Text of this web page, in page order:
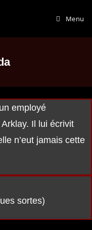
Menu
employé
Il lui écrivit
n’eut jamais cette
sortes)